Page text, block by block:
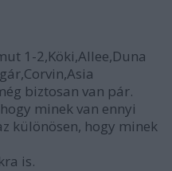
1-2,Köki,Allee,Duna
biztosan van pár.
minek van ennyi
különösen, hogy minek
is.